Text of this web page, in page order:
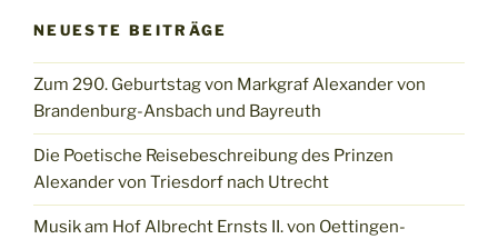
NEUESTE BEITRÄGE
Zum 290. Geburtstag von Markgraf Alexander von
Brandenburg-Ansbach und Bayreuth
Die Poetische Reisebeschreibung des Prinzen
Alexander von Triesdorf nach Utrecht
Musik am Hof Albrecht Ernsts II. von Oettingen-